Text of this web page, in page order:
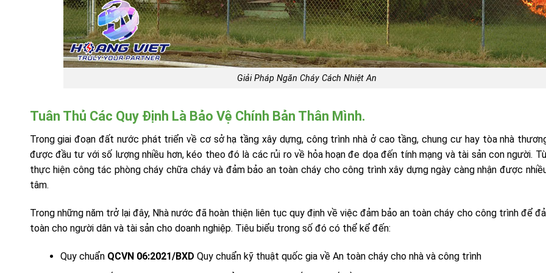
Giải Pháp Ngăn Cháy Cách Nhiệt An
Tuân Thủ Các Quy Định Là Bảo Vệ Chính Bản Thân Mình.
Trong giai đoạn đất nước phát triển về cơ sở hạ tầng xây dựng, công trình nhà ở cao tầng, chung cư hay tòa nhà
được đầu tư với số lượng nhiều hơn, kéo theo đó là các rủi ro về hỏa hoạn đe dọa đến tính mạng và tài sản con người.
thực hiện công tác phòng cháy chữa cháy và đảm bảo an toàn cháy cho công trình xây dựng ngày càng nhận được
tâm.
Trong những năm trở lại đây, Nhà nước đã hoàn thiện liên tục quy định về việc đảm bảo an toàn cháy cho công trình để
toàn cho người dân và tài sản cho doanh nghiệp. Tiêu biểu trong số đó có thể kể đến:
Quy chuẩn QCVN 06:2021/BXD Quy chuẩn kỹ thuật quốc gia về An toàn cháy cho nhà và công trình